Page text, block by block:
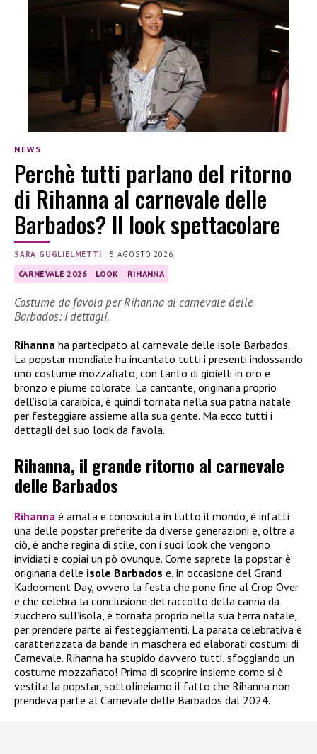
NEWS
Perchè tutti parlano del ritorno
di Rihanna al carnevale delle
Barbados? Il look spettacolare
SARA GUGLIELMETTI |5 AGOSTO 2026
CARNEVALE 2026 LOOK RIHANNA
Costume da favola per Rihanna al carnevale delle
Barbados: i dettagli.
Rihanna ha partecipato al carnevale delle isole Barbados.
La popstar mondiale ha incantato tutti i presenti indossando
uno costume mozzafiato, con tanto di gioielli in oro e
bronzo e piume colorate. La cantante, originaria proprio
dell’isola caraibica, è quindi tornata nella sua patria natale
per festeggiare assieme alla sua gente. Ma ecco tutti i
dettagli del suo look da favola.
Rihanna, il grande ritorno al carnevale
delle Barbados
Rihanna è amata e conosciuta in tutto il mondo, è infatti
una delle popstar preferite da diverse generazioni e, oltre a
ciò, è anche regina di stile, con i suoi look che vengono
invidiati e copiai un pò ovunque. Come saprete la popstar è
originaria delle isole Barbados e, in occasione del Grand
Kadooment Day, ovvero la festa che pone fine al Crop Over
e che celebra la conclusione del raccolto della canna da
zucchero sull’isola, è tornata proprio nella sua terra natale,
per prendere parte ai festeggiamenti. La parata celebrativa è
caratterizzata da bande in maschera ed elaborati costumi di
Carnevale. Rihanna ha stupido davvero tutti, sfoggiando un
costume mozzafiato! Prima di scoprire insieme come si è
vestita la popstar, sottolineiamo il fatto che Rihanna non
prendeva parte al Carnevale delle Barbados dal 2024.